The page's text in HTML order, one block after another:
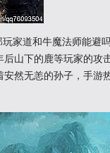
家道和牛魔法师能避
山下的鹿等玩家的攻
然无恙的孙子，手游